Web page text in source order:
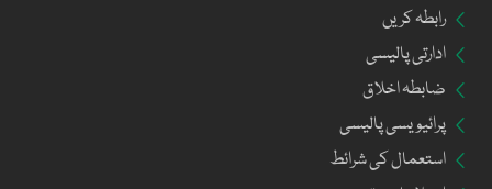
رابطہ کریں
ادارتی پالیسی
ضابطہ اخلاق
پرائیویسی پالیسی
استعمال کی شرائط